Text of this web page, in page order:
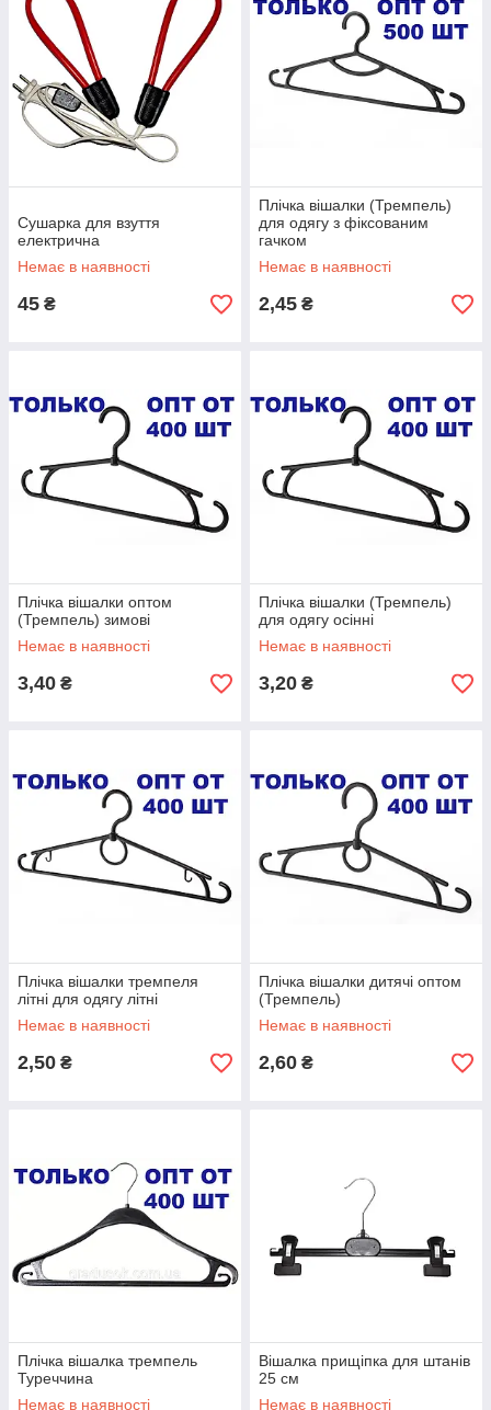
Сушарка для взуття
електрична
Немає в наявності
45 ₴
Плічка вішалки (Тремпель)
для одягу з фіксованим
гачком
Немає в наявності
2,45 ₴
Плічка вішалки оптом
(Тремпель) зимові
Немає в наявності
3,40 ₴
Плічка вішалки (Тремпель)
для одягу осінні
Немає в наявності
3,20 ₴
Плічка вішалки тремпеля
літні для одягу літні
Немає в наявності
2,50 ₴
Плічка вішалки дитячі оптом
(Тремпель)
Немає в наявності
2,60 ₴
Плічка вішалка тремпель
Туреччина
Немає в наявності
Вішалка прищіпка для штанів
25 см
Немає в наявності